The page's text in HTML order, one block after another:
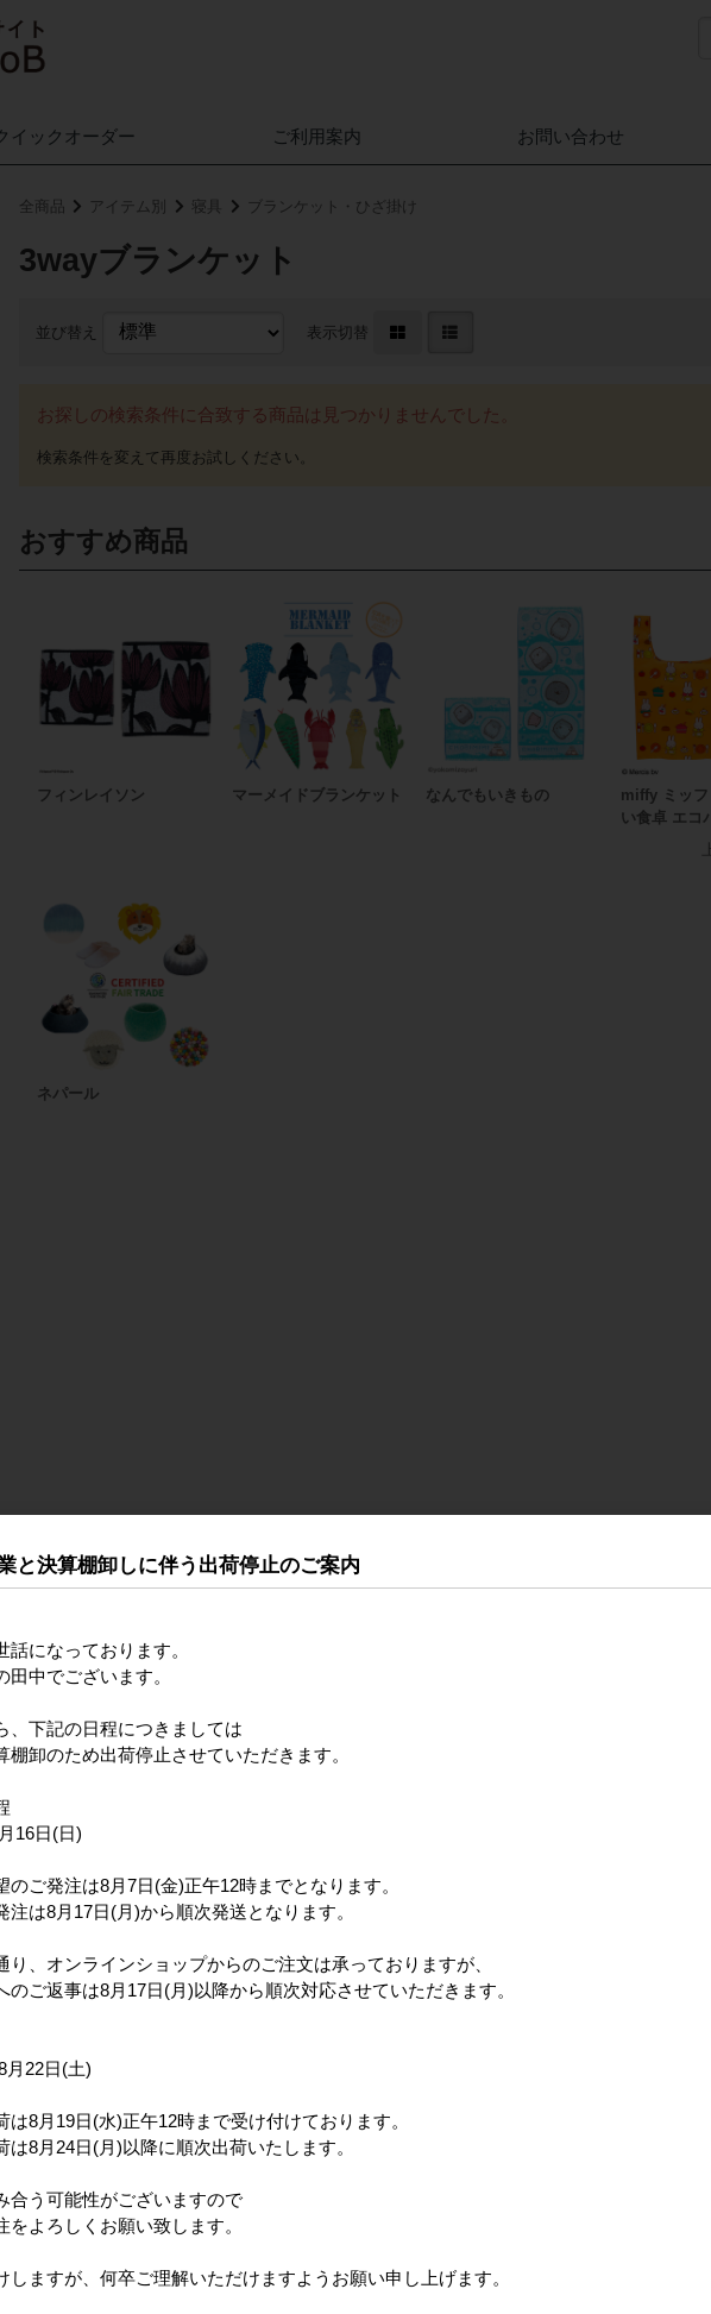
イック オーダー ご利用案内 お問い合わせ
全商品 アイテム別 寝具 ブランケット・ひざ掛け
3wayブランケット
並び替え 表示切替
お探しの検索条件に合致する商品は見つかりませんでした。
おすすめ商品
フィンレイソン マーメイドブランケット なんでもいきもの
miffy ミッフ
い食卓 エコ
ネパール
と決算棚卸しに伴う出荷停止のご案内
話になっております。
田中でございます。
、下記の日程につきましては
棚卸のため出荷停止させていただきます。
16日(日)
のご発注は8月7日(金)正午12時までとなります。
注は8月17日(月)から順次発送となります。
り、オンラインショップからのご注文は承っておりますが、
のご返事は8月17日(月)以降から順次対応させていただきます。
月22日(土)
は8月19日(水)正午12時まで受け付けております。
は8月24日(月)以降に順次出荷いたします。
合う可能性がございますので
をよろしくお願い致します。
しますが、何卒ご理解いただけますようお願い申し上げます。